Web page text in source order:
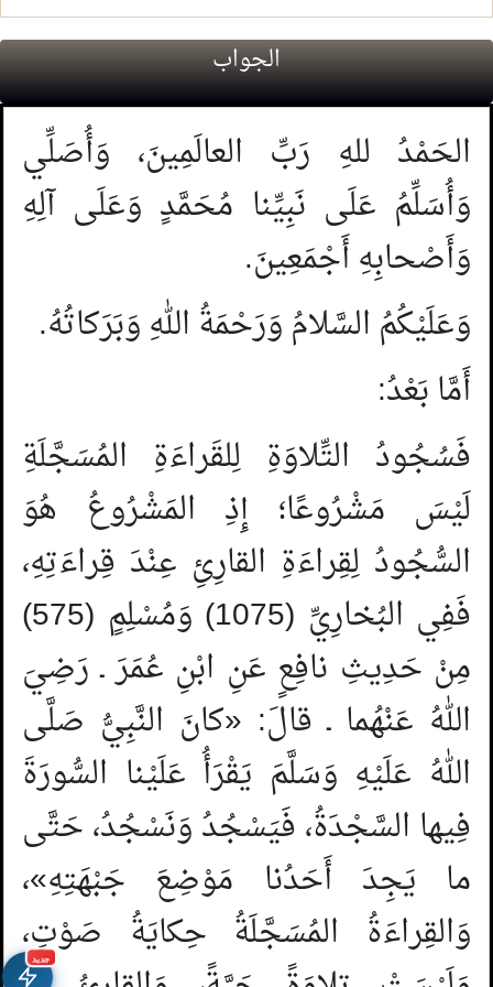
جديد
الجواب
الحَمْدُ للهِ رَبِّ العالَمِينَ، وَأُصَلِّي
وَأُسَلِّمُ عَلَى نَبِيِّنا مُحَمَّدٍ وَعَلَى آلِهِ
وَأَصْحابِهِ أَجْمَعِينَ.
وَعَلَيْكُمُ السَّلامُ وَرَحْمَةُ اللهِ وَبَرَكاتُهُ.
أَمَّا بَعْدُ:
فَسُجُودُ التِّلاوَةِ لِلقَراءَةِ المُسَجَّلَةِ
لَيْسَ مَشْرُوعًا؛ إِذِ المَشْرُوعُ هُوَ
السُّجُودُ لِقِراءَةِ القارِئِ عِنْدَ قِراءَتِهِ،
فَفِي البُخارِيِّ (1075) وَمُسْلِمٍ (575)
مِنْ حَدِيثِ نافِعٍ عَنِ ابْنِ عُمَرَ ـ رَضِيَ
اللهُ عَنْهُما ـ قالَ: «كانَ النَّبِيُّ صَلَّى
اللهُ عَلَيْهِ وَسَلَّمَ يَقْرَأُ عَلَيْنا السُّورَةَ
فِيها السَّجْدَةُ، فَيَسْجُدُ وَنَسْجُدُ، حَتَّى
ما يَجِدَ أَحَدُنا مَوْضِعَ جَبْهَتِهِ»،
وَالقِراءَةُ المُسَجَّلَةُ حِكايَةُ صَوْتٍ،